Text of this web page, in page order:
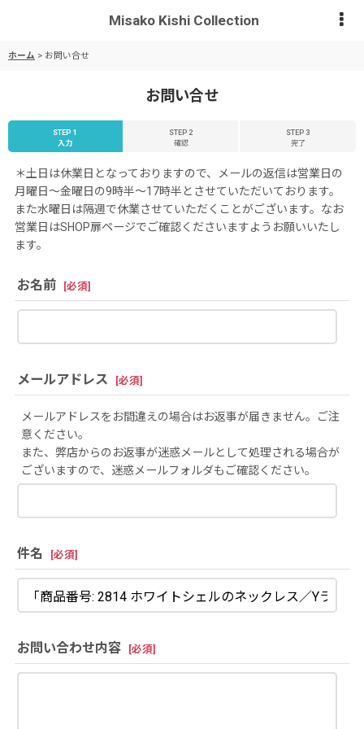
Misako Kishi Collection
ホーム > お問い合せ
お問い合せ
STEP 1
入力
STEP 2
確認
STEP 3
完了
＊土日は休業日となっておりますので、メールの返信は営業日の
月曜日〜金曜日の9時半〜17時半とさせていただいております。
また水曜日は隔週で休業させていただくことがございます。なお
営業日はSHOP扉ページでご確認くださいますようお願いいたし
ます。
お名前 [必須]
メールアドレス [必須]
メールアドレスをお間違えの場合はお返事が届きません。ご注
意ください。
また、弊店からのお返事が迷惑メールとして処理される場合が
ございますので、迷惑メールフォルダもご確認ください。
件名 [必須]
お問い合わせ内容 [必須]